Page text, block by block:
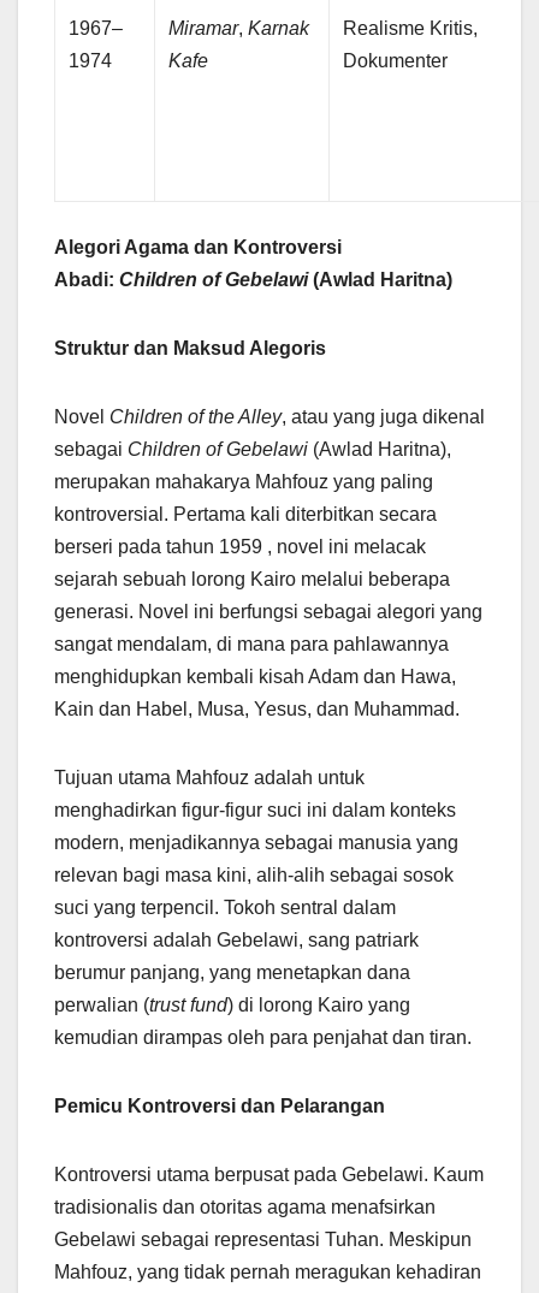
1967–
1974
Miramar,Karnak
Kafe
Realisme Kritis,
Dokumenter
Alegori Agama dan Kontroversi
Abadi: Children of Gebelawi(Awlad Haritna)
Struktur dan Maksud Alegoris
Novel Children of the Alley, atau yang juga dikenal
sebagai Children of Gebelawi (Awlad Haritna),
merupakan mahakarya Mahfouz yang paling
kontroversial. Pertama kali diterbitkan secara
berseri pada tahun 1959 , novel ini melacak
sejarah sebuah lorong Kairo melalui beberapa
generasi. Novel ini berfungsi sebagai alegori yang
sangat mendalam, di mana para pahlawannya
menghidupkan kembali kisah Adam dan Hawa,
Kain dan Habel, Musa, Yesus, dan Muhammad.
Tujuan utama Mahfouz adalah untuk
menghadirkan figur-figur suci ini dalam konteks
modern, menjadikannya sebagai manusia yang
relevan bagi masa kini, alih-alih sebagai sosok
suci yang terpencil. Tokoh sentral dalam
kontroversi adalah Gebelawi, sang patriark
berumur panjang, yang menetapkan dana
perwalian (trust fund) di lorong Kairo yang
kemudian dirampas oleh para penjahat dan tiran.
Pemicu Kontroversi dan Pelarangan
Kontroversi utama berpusat pada Gebelawi. Kaum
tradisionalis dan otoritas agama menafsirkan
Gebelawi sebagai representasi Tuhan. Meskipun
Mahfouz, yang tidak pernah meragukan kehadiran